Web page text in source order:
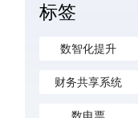
标签
数智化提升
财务共享系统